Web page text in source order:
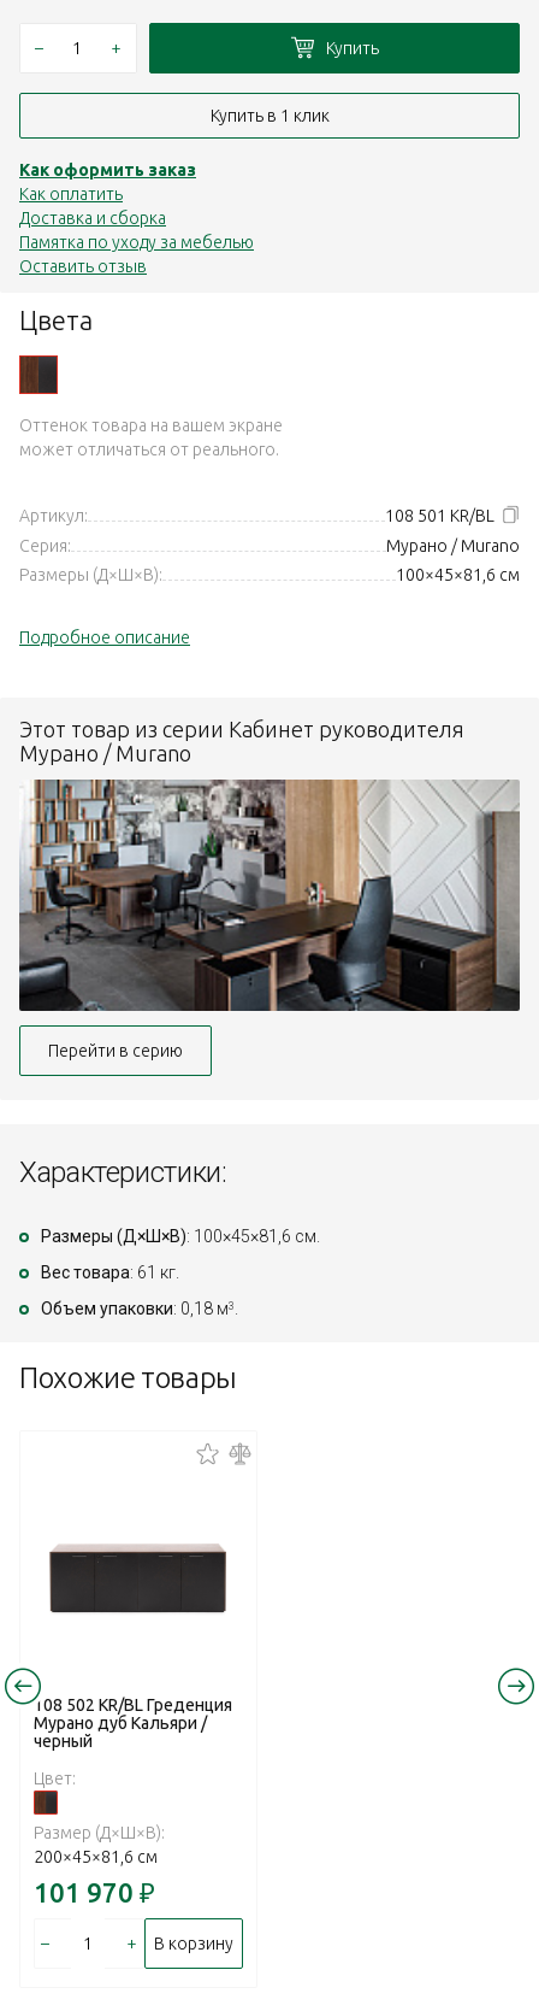
Цвета
Оттенок товара на вашем экране
может отличаться от реального.
Артикул:
108 501 KR/BL
Серия:
Мурано / Murano
Размеры (Д×Ш×В):
100×45×81,6 см
Подробное описание
– + Купить
Купить в 1 клик
Как оформить заказ
Как оплатить
Доставка и сборка
Памятка по уходу за мебелью
Оставить отзыв
Этот товар из серии Кабинет руководителя
Мурано / Murano
Перейти в серию
Характеристики:
Размеры (Д×Ш×В): 100×45×81,6 см.
Вес товара: 61 кг.
Объем упаковки: 0,18 м3 .
Похожие товары
108 502 KR/BL Греденция
Мурано дуб Кальяри /
черный
Цвет:
Размер (Д×Ш×В):
200×45×81,6 см
101 970 ₽
– + В корзину